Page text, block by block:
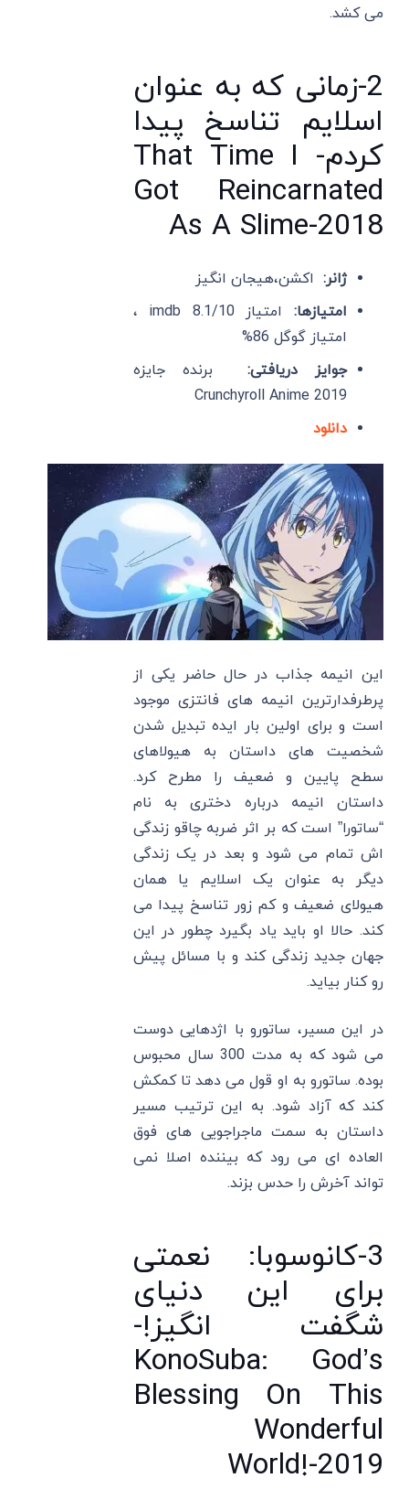
می کشد.
2-زمانی که به عنوان
اسلایم تناسخ پیدا
کردم- That Time I
Got Reincarnated
As A Slime-2018
ژانر: اکشن،هیجان انگیز
امتیازها:
امتیاز imdb 8.1/10 ،
امتیاز گوگل 86%
جوایز دریافتی: برنده جایزه
Crunchyroll Anime 2019
دانلود
این انیمه جذاب در حال حاضر یکی از
پرطرفدارترین انیمه های فانتزی موجود
است و برای اولین بار ایده تبدیل شدن
شخصیت های داستان به هیولاهای
سطح پایین و ضعیف را مطرح کرد.
داستان انیمه درباره دختری به نام
“ساتورا” است که بر اثر ضربه چاقو زندگی
اش تمام می شود و بعد در یک زندگی
دیگر به عنوان یک اسلایم یا همان
هیولای ضعیف و کم زور تناسخ پیدا می
کند. حالا او باید یاد بگیرد چطور در این
جهان جدید زندگی کند و با مسائل پیش
رو کنار بیاید.
در این مسیر، ساتورو با اژدهایی دوست
می شود که به مدت 300 سال محبوس
بوده. ساتورو به او قول می دهد تا کمکش
کند که آزاد شود. به این ترتیب مسیر
داستان به سمت ماجراجویی های فوق
العاده ای می رود که بیننده اصلا نمی
تواند آخرش را حدس بزند.
3-کانوسوبا: نعمتی
برای این دنیای
شگفت انگیز!-
KonoSuba: God’s
Blessing On This
Wonderful
World!-2019